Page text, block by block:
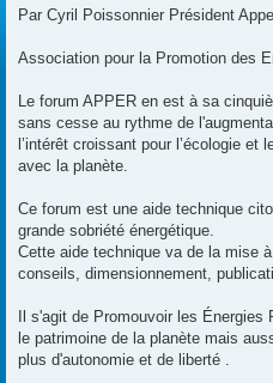
Par Cyril Poissonnier Président
Association pour la Promotion des
Le forum APPER en est à sa
sans cesse au rythme de
l’intérêt croissant pour l’écologie et
avec la planète.
Ce forum est une aide technique
grande sobriété énergétique.
Cette aide technique va de la mise
conseils, dimensionnement,
Il s'agit de Promouvoir les
le patrimoine de la planète mais
plus d'autonomie et de liberté .